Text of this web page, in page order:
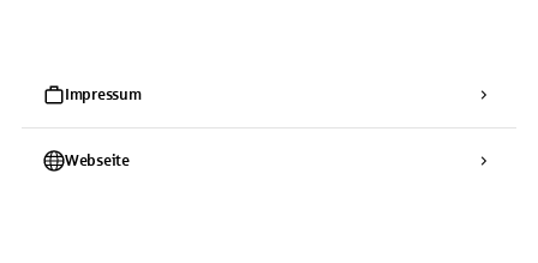
Impressum
Webseite